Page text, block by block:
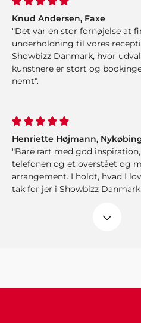
Knud Andersen, Faxe
"Det var en stor fornøjelse at
underholdning til vores
Showbizz Danmark, hvor
kunstnere er stort og
nemt".
Henriette Højmann,
"Bare rart med god
telefonen og et overstået og
arrangement. I holdt, hvad I
tak for jer i Showbizz